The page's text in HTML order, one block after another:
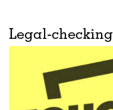
Legal-checking